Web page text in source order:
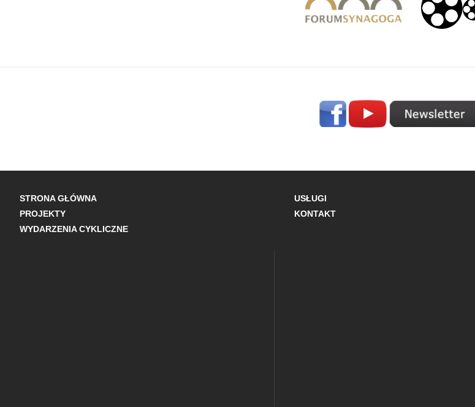
STRONA GŁÓWNA
PROJEKTY
WYDARZENIA CYKLICZNE
USŁUGI
KONTAKT